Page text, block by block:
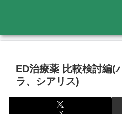
ED治療薬 比較検討編(
ラ、シアリス)